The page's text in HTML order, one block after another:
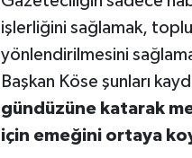
işlerliğini sağlamak,
yönlendirilmesini
Başkan Köse şunları
gündüzüne katarak
için emeğini ortaya